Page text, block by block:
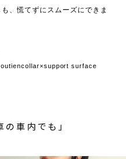
、慌てずにスムーズにできま
surface
の車内でも」